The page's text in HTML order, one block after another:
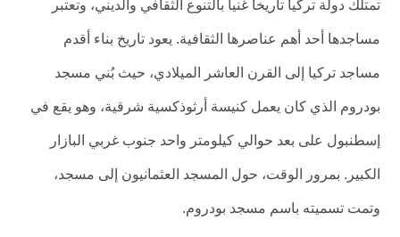
تمتلك دولة تركيا تاريخاً غنياً بالتنوع الثقافي والديني، وتعتبر
مساجدها أحد أهم عناصرها الثقافية. يعود تاريخ بناء أقدم
مساجد تركيا إلى القرن العاشر الميلادي، حيث بُني مسجد
بودروم الذي كان يعمل كنيسة أرثوذكسية شرقية، وهو يقع في
إسطنبول على بعد حوالي كيلومتر واحد جنوب غربي البازار
الكبير. بمرور الوقت، حول المسجد العثمانيون إلى مسجد،
وتمت تسميته باسم مسجد بودروم.